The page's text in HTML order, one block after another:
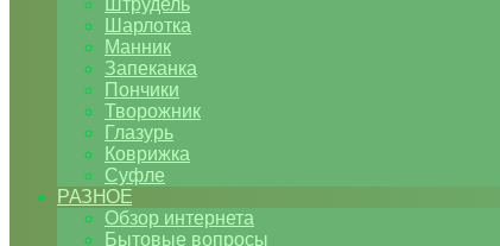
Штрудель
Шарлотка
Манник
Запеканка
Пончики
Творожник
Глазурь
Коврижка
Суфле
РАЗНОЕ
Обзор интернета
Бытовые вопросы